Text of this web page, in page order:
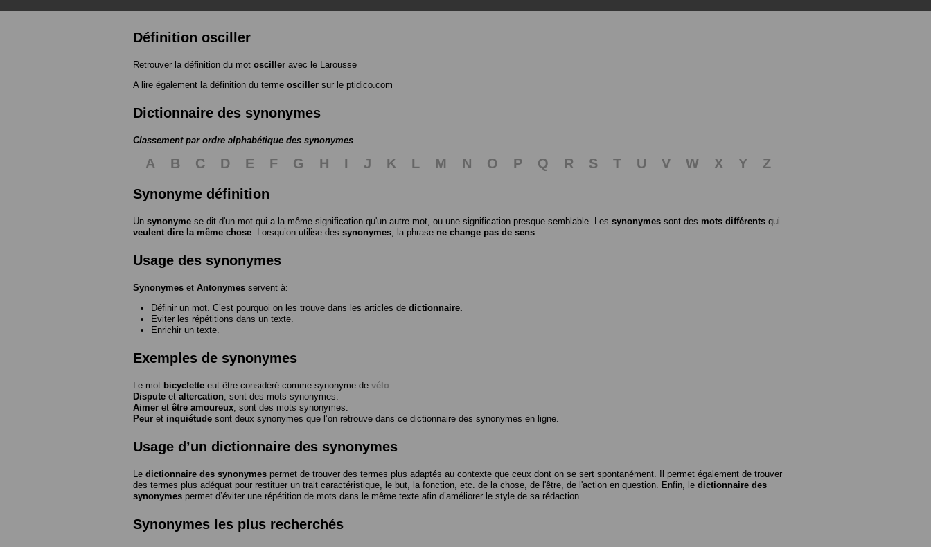
Définition osciller
Retrouver la définition du mot osciller avec le Larousse
A lire également la définition du terme osciller sur le ptidico.com
Dictionnaire des synonymes
Classement par ordre alphabétique des synonymes
A B C D E F G H I J K L M N O P Q R S T U V W X Y
Z
Synonyme définition
Un synonyme se dit d'un mot qui a la même signification qu'un autre mot, ou une signification presque semblable. Les synonymes sont des mots différents qui
veulent dire la même chose. Lorsqu’on utilise des synonymes, la phrase ne change pas de sens.
Usage des synonymes
Synonymes et Antonymes servent à:
Définir un mot. C’est pourquoi on les trouve dans les articles de dictionnaire.
Eviter les répétitions dans un texte.
Enrichir un texte.
Exemples de synonymes
Le mot bicyclette eut être considéré comme synonyme de vélo.
Dispute et altercation, sont des mots synonymes.
Aimer et être amoureux, sont des mots synonymes.
Peur et inquiétude sont deux synonymes que l’on retrouve dans ce dictionnaire des synonymes en ligne.
Usage d’un dictionnaire des synonymes
Le dictionnaire des synonymes permet de trouver des termes plus adaptés au contexte que ceux dont on se sert spontanément. Il permet également de trouver
des termes plus adéquat pour restituer un trait caractéristique, le but, la fonction, etc. de la chose, de l'être, de l'action en question. Enfin, le dictionnaire des
synonymes permet d’éviter une répétition de mots dans le même texte afin d’améliorer le style de sa rédaction.
Synonymes les plus recherchés